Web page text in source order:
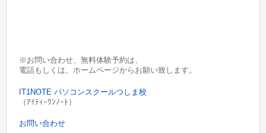
※お問い合わせ、無料体験予約は、
電話もしくは、ホームページからお願い致します。
IT1NOTE パソコンスクールつしま校
（ｱｲﾃｨｰﾜﾝﾉｰﾄ）
お問い合わせ